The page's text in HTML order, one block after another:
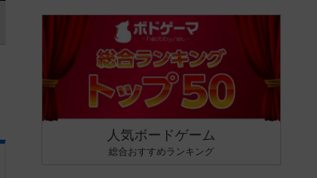
人気ボードゲーム
総合おすすめランキング